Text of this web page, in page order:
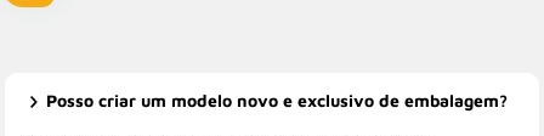
Posso criar um modelo novo e exclusivo de embalagem?